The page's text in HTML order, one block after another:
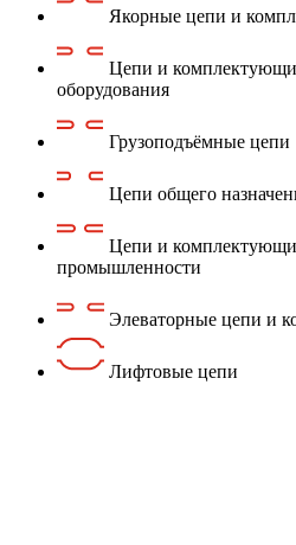
Якорные цепи и
Цепи и
оборудования
Грузоподъёмные цепи
Цепи общего
Цепи и
промышленности
Элеваторные цепи и
Лифтовые цепи